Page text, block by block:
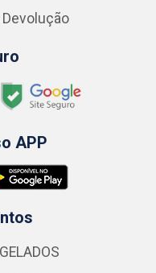
APP